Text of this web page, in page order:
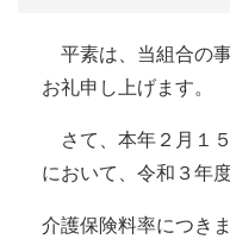
平素は、当組合の
お礼申し上げます。
さて、本年２月１
において、令和３年
介護保険料率につき